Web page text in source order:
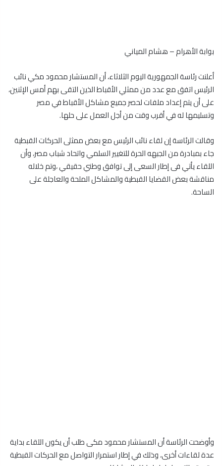
بوابة الأهرام – هشام المياني
أعلنت رئاسة الجمهورية اليوم الثلاثاء، أن المستشار محمود مكي نائب
الرئيس اتفق مع عدد من ممثلي الأقباط الذين التقى بهم أمس الإثنين،
على أن يتم إعداد ملفات لحصر جميع مشاكل الأقباط في مصر
وتسليمها له في أقرب وقت من أجل العمل على حلها.
وقالت الرئاسة إن لقاء نائب الرئيس مع بعض ممثلى الحركات القبطية
جاء بمبادرة من الجبهه الحرة للتغيير السلمي واتحاد شباب مصر، وأن
اللقاء يأتي فى إطار السعى إلى توافق وطني حقيقي ،وتم خلاله
مناقشة بعض القضايا القبطية والمشاكل الملحة والعاجلة على
الساحة.
وأوضحت الرئاسة أن المستشار محمود مكى طلب أن يكون اللقاء بداية
عدة لقاءات أخرى، وذلك في إطار استمرار التواصل مع الحركات القبطية